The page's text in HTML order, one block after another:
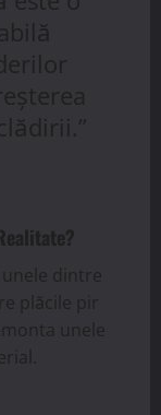
dintre
plăcile pir
unele